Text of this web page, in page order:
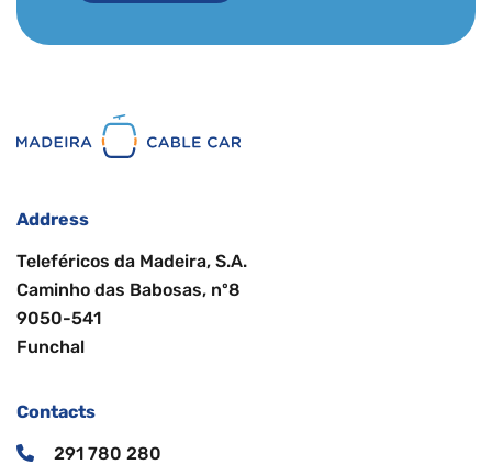
Address
Teleféricos da Madeira, S.A.
Caminho das Babosas, nº8
9050-541
Funchal
Contacts
291 780 280